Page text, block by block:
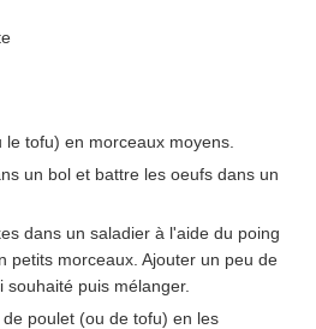
tofu) en morceaux moyens.
un bol et battre les oeufs dans un
dans un saladier à l'aide du poing
petits morceaux. Ajouter un peu de
souhaité puis mélanger.
poulet (ou de tofu) en les